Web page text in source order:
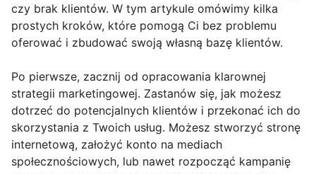
czy brak klientów. W tym artykule omówimy kilka
prostych kroków, które pomogą Ci bez problemu
oferować i zbudować swoją własną bazę klientów.
Po pierwsze, zacznij od opracowania klarownej
strategii marketingowej. Zastanów się, jak możesz
dotrzeć do potencjalnych klientów i przekonać ich do
skorzystania z Twoich usług. Możesz stworzyć stronę
internetową, założyć konto na mediach
społecznościowych, lub nawet rozpocząć kampanię